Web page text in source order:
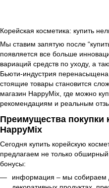
Корейская косметика: купить
Мы ставим запятую после
появляется все больше
вариаций средств по уходу, а
Бьюти-индустрия
стоящие товары становится
магазин HappyMix, где можно
рекомендациям и реальным
Преимущества покупки
HappyMix
Сегодня купить корейскую
предлагаем не только
бонусы:
информация – мы собираем